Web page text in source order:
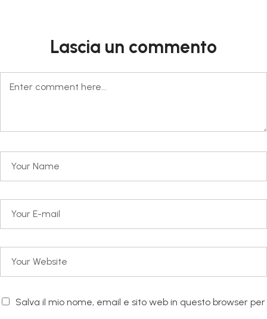
Lascia un commento
Salva il mio nome, email e sito web in questo browser per